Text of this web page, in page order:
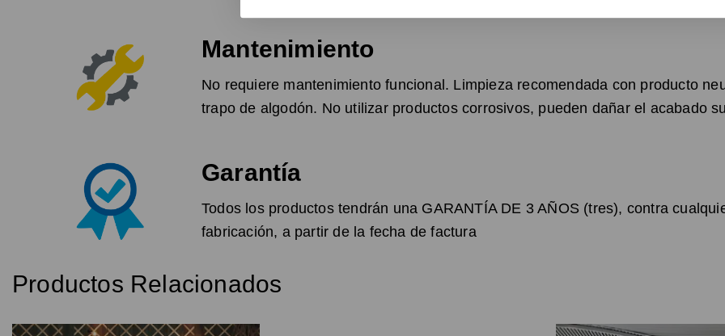
Mantenimiento
No requiere mantenimiento funcional. Limpieza recomendada con producto
trapo de algodón. No utilizar productos corrosivos, pueden dañar el acabado
Garantía
Todos los productos tendrán una GARANTÍA DE 3 AÑOS (tres), contra
fabricación, a partir de la fecha de factura
Productos Relacionados